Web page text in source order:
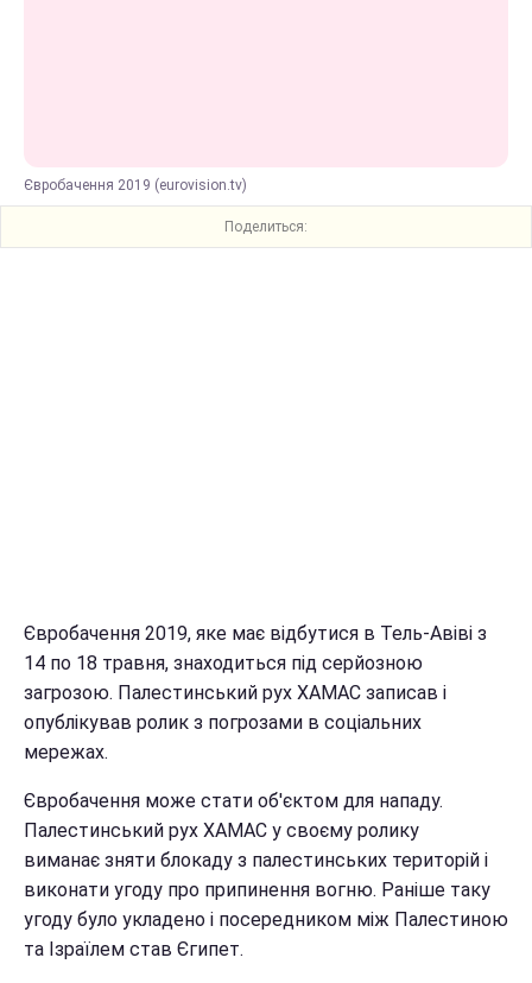
Євробачення 2019 (eurovision.tv)
Поделиться:
Євробачення 2019, яке має відбутися в Тель-Авіві з
14 по 18 травня, знаходиться під серйозною
загрозою. Палестинський рух ХАМАС записав і
опублікував ролик з погрозами в соціальних
мережах.
Євробачення може стати об'єктом для нападу.
Палестинський рух ХАМАС у своєму ролику
виманає зняти блокаду з палестинських територій і
виконати угоду про припинення вогню. Раніше таку
угоду було укладено і посередником між Палестиною
та Ізраїлем став Єгипет.